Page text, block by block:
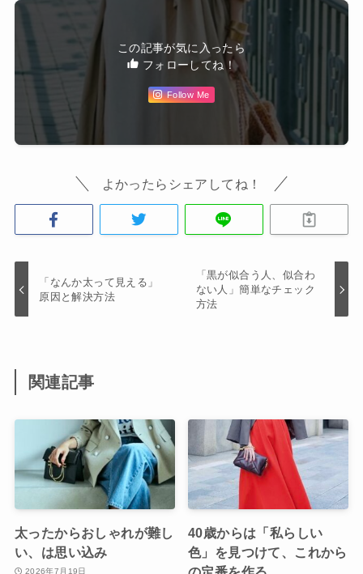
この記事が気に入ったら
フォローしてね！
Follow Me
よかったらシェアしてね！
「なんか太って見える」
原因と解決方法
「黒が似合う人、似合わ
ない人」簡単なチェック
方法
関連記事
太ったからおしゃれが難し
い、は思い込み
2026年7月19日
40歳からは「私らしい
色」を見つけて、これから